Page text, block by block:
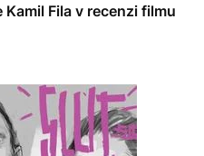
Fila v recenzi filmu